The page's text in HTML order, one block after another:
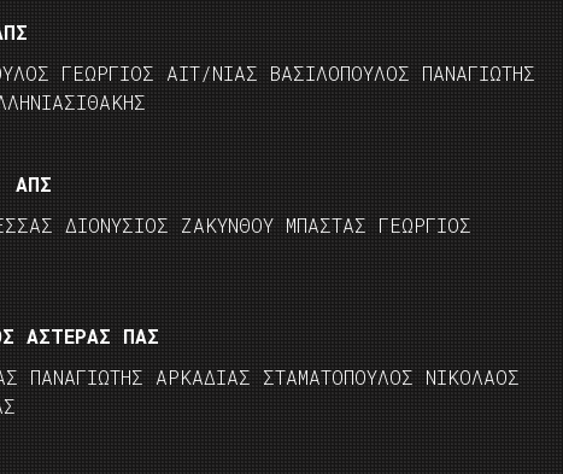
ΓΕΩΡΓΙΟΣ ΑΙΤ/ΝΙΑΣ ΒΑΣΙΛΟΠΟΥΛΟΣ ΠΑΝΑΓΙΩΤΗΣ
ΑΠΣ
ΔΙΟΝΥΣΙΟΣ ΖΑΚΥΝΘΟΥ ΜΠΑΣΤΑΣ ΓΕΩΡΓΙΟΣ
ΑΣΤΕΡΑΣ ΠΑΣ
ΠΑΝΑΓΙΩΤΗΣ ΑΡΚΑΔΙΑΣ ΣΤΑΜΑΤΟΠΟΥΛΟΣ ΝΙΚΟΛΑΟΣ